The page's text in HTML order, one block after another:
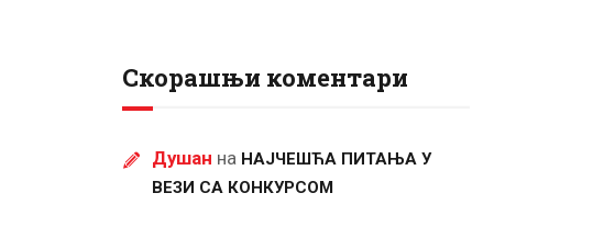
Скорашњи коментари
Душан на НАЈЧЕШЋА ПИТАЊА У
ВЕЗИ СА КОНКУРСОМ